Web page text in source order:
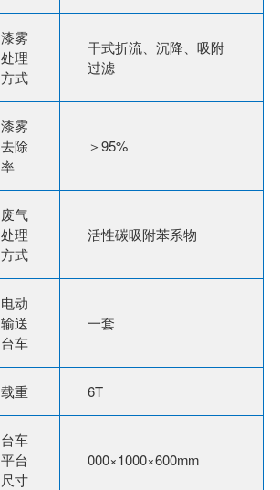
漆雾
处理
方式
干式折流、沉降、吸附
过滤
漆雾
去除
率
＞95%
废气
处理
方式
活性碳吸附苯系物
电动
输送
台车
一套
载重 6T
台车
平台
尺寸
000×1000×600mm